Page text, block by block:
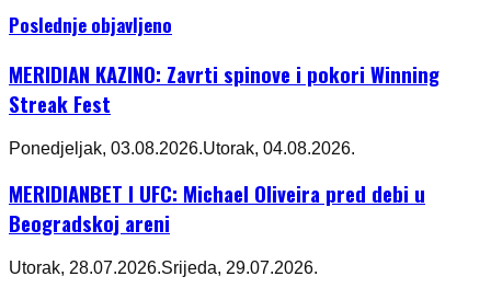
Poslednje objavljeno
MERIDIAN KAZINO: Zavrti spinove i pokori Winning
Streak Fest
Ponedjeljak, 03.08.2026.Utorak, 04.08.2026.
MERIDIANBET I UFC: Michael Oliveira pred debi u
Beogradskoj areni
Utorak, 28.07.2026.Srijeda, 29.07.2026.